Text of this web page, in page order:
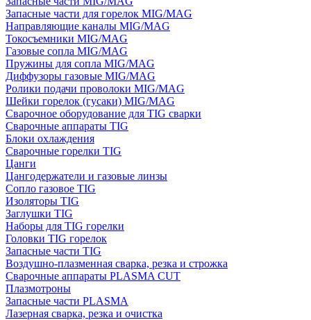
Запасные части для горелок MIG/MAG
Направляющие каналы MIG/MAG
Токосъемники MIG/MAG
Газовые сопла MIG/MAG
Пружины для сопла MIG/MAG
Диффузоры газовые MIG/MAG
Ролики подачи проволоки MIG/MAG
Шейки горелок (гусаки) MIG/MAG
Сварочное оборудование для TIG сварки
Сварочные аппараты TIG
Блоки охлаждения
Сварочные горелки TIG
Цанги
Цангодержатели и газовые линзы
Сопло газовое TIG
Изоляторы TIG
Заглушки TIG
Наборы для TIG горелки
Головки TIG горелок
Запасные части TIG
Воздушно-плазменная сварка, резка и строжка
Сварочные аппараты PLASMA CUT
Плазмотроны
Запасные части PLASMA
Лазерная сварка, резка и очистка